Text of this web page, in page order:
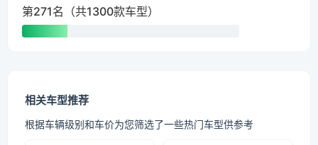
第271名（共1300款车型）
相关车型推荐
根据车辆级别和车价为您筛选了一些热门车型供参考